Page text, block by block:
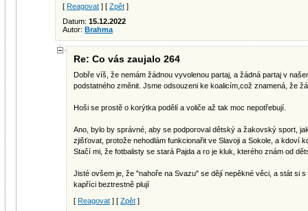
[ Reagovat ] [ Zpět ]
Datum: 15.12.2022
Autor: Brahma
Re: Co vás zaujalo 264
Dobře víš, že nemám žádnou vyvolenou partaj, a žádná partaj v
podstatného změnit. Jsme odsouzeni ke koalicím,což znamená, že
Hoši se prostě o korýtka podělí a voliče až tak moc nepotřebují.
Ano, bylo by správné, aby se podporoval dětský a žakovský sport,
zjišťovat, protože nehodlám funkcionařit ve Slavoji a Sokole, a kdoví
Stačí mi, že fotbalisty se stará Pajda a ro je kluk, kterého znám od
Jisté ovšem je, že "nahoře na Svazu" se dějí nepěkné věci, a stát si
kapříci beztrestně plují
[ Reagovat ] [ Zpět ]